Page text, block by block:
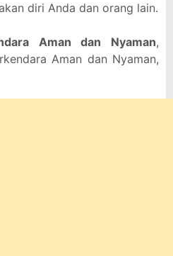
diri Anda dan orang lain.
Aman dan Nyaman,
Aman dan Nyaman,